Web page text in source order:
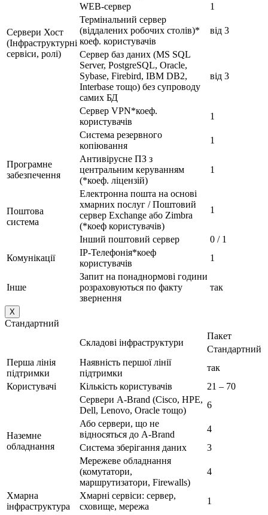
Сервери Хост
(Інфраструктурні
сервіси, ролі)
WEB-сервер
1
Термінальний сервер
(віддалених робочих столів)*
коеф. користувачів
від 3
Сервер баз даних (MS SQL
Server, PostgreSQL, Oracle,
Sybase, Firebird, IBM DB2,
Interbase тощо) без супроводу
самих БД
від 3
Сервер VPN*коеф.
користувачів
1
Система резервного
копіювання
1
Програмне
забезпечення
Антивірусне ПЗ з
центральним керуванням
(*коеф. ліцензій)
1
Поштова
система
Електронна пошта на основі
хмарних послуг / Поштовий
сервер Exchange або Zimbra
(*коеф користувачів)
1
Інший поштовий сервер
0 / 1
Комунікації
IP-Телефонія*коеф
користувачів
1
Інше
Запит на понаднормові години
розраховуються по факту
звернення
так
X
Стандартний
Складові інфраструктури
Пакет
Стандартний
Перша лінія
підтримки
Наявність першої лінії
підтримки
так
Користувачі
Кількість користувачів 21 – 70
Наземне
обладнання
Сервери A-Brand (Cisco, HPE,
Dell, Lenovo, Oracle тощо)
6
Або сервери, що не
відносяться до A-Brand
4
Система зберігання даних
3
Мережеве обладнання
(комутатори,
маршрутизатори, Firewalls)
4
Хмарна
інфраструктура
Хмарні сервіси: сервер,
сховище, мережа
1